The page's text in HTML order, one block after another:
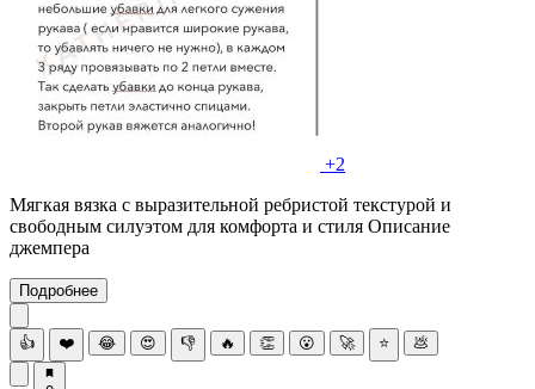
+2
Мягкая вязка с выразительной ребристой текстурой и
свободным силуэтом для комфорта и стиля Описание
джемпера
Подробнее
👍 ❤️ 😂 😍 👎 🔥 👏 😮 🚀 ⭐ 💩